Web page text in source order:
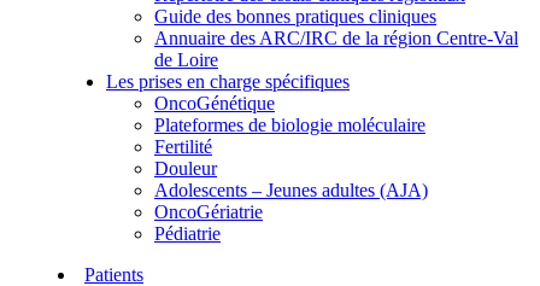
Guide des bonnes pratiques cliniques
Annuaire des ARC/IRC de la région Centre-Val
de Loire
Les prises en charge spécifiques
OncoGénétique
Plateformes de biologie moléculaire
Fertilité
Douleur
Adolescents – Jeunes adultes (AJA)
OncoGériatrie
Pédiatrie
Patients